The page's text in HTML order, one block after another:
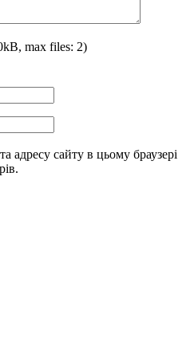
ензимної пудри та води/тонеру
обличчя, уникаючи області навколо
3-5 хвилин
легкі масажні рухи для
з використанням
max files: 2)
адресу сайту в цьому браузері